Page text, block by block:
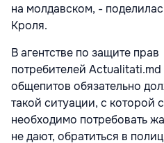
на молдавском, -
Кроля.
В агентстве по защите прав
потребителей
общепитов обязательно
такой ситуации, с которой
необходимо потребовать
не дают, обратиться в